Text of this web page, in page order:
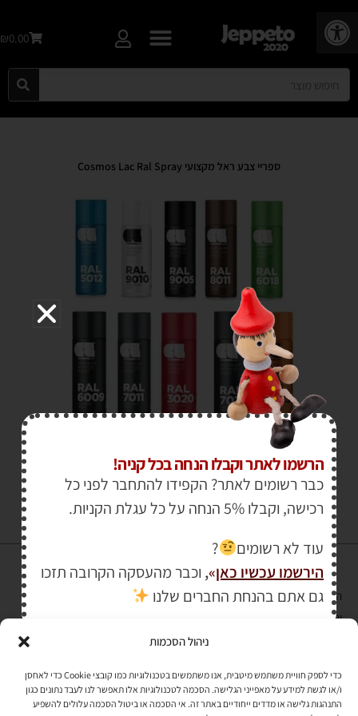
פתח סרגל נגישות
ניהול הסכמות
כדי לספק חוויית משתמש מיטבית, אנו משתמשים בטכנולוגיות כמו קובצי Cookie כדי לאחסן
ו/או לגשת למידע על מאפייני הגלישה. הסכמה לטכנולוגיות אלו תאפשר לנו לעבד נתונים כגון
התנהגות גלישה או מדדים ייחודיים באתר זה. אי הסכמה או ביטול הסכמה עלולים להשפיע
₪0.00
ספריי צבע ראל מקצועי Cosmos Lac Ral Spray
והעומד בתקן אבטחה PCI DSS Level-1
לתקנון האתר»
הרשמו לאתר וקבלו הנחה בכל קניה!
כבר רשומים לאתר? הקפידו להתחבר לפני כל
רכישה, וקבלו 5% הנחה על כל עגלת הקניות.
עוד לא רשומים
?
הירשמו עכשיו כאן»
, וכבר מהעסקה הקרובה תזכו
גם אתם בהנחת החברים שלנו